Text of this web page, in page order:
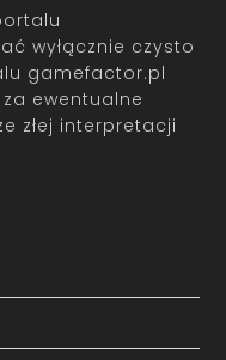
wyłącznie czysto
gamefactor.pl
ewentualne
złej interpretacji